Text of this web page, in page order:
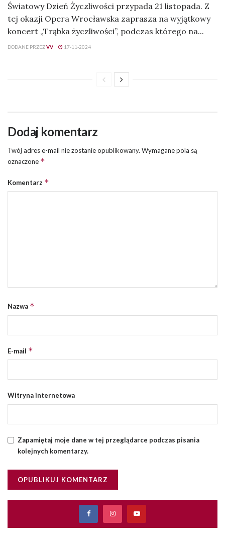
Światowy Dzień Życzliwości przypada 21 listopada. Z
tej okazji Opera Wrocławska zaprasza na wyjątkowy
koncert „Trąbka życzliwości”, podczas którego na...
DODANE PRZEZVV 17-11-2024
Dodaj komentarz
Twój adres e-mail nie zostanie opublikowany. Wymagane pola są
oznaczone *
Komentarz *
Nazwa *
E-mail *
Witryna internetowa
Zapamiętaj moje dane w tej przeglądarce podczas pisania
kolejnych komentarzy.